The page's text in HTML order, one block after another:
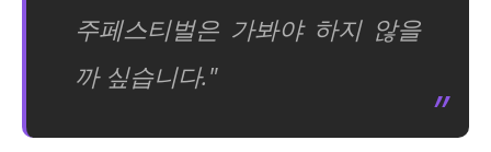
주페스티벌은 가봐야 하지 않을
까 싶습니다."